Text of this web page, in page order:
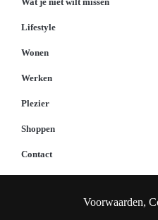
Lifestyle
Wonen
Werken
Plezier
Shoppen
Contact
Voorwaarden,